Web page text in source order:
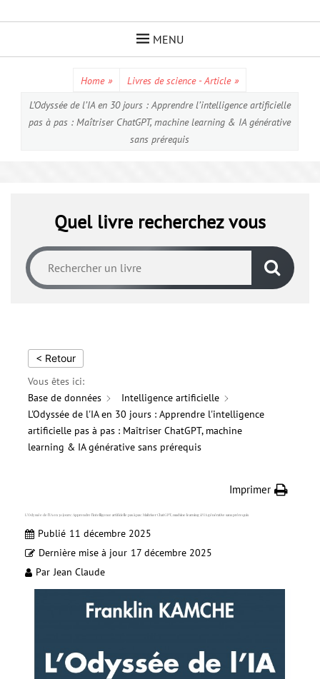
MENU
Home » Livres de science - Article »
L’Odyssée de l’IA en 30 jours : Apprendre l’intelligence artificielle
pas à pas : Maîtriser ChatGPT, machine learning & IA générative
sans prérequis
Quel livre recherchez vous
< Retour
Vous êtes ici:
Base de données
Intelligence artificielle
L'Odyssée de l'IA en 30 jours : Apprendre l'intelligence
artificielle pas à pas : Maîtriser ChatGPT, machine
learning & IA générative sans prérequis
Imprimer
L’Odyssée de l’IA en 30 jours : Apprendre l’intelligence artificielle pas à pas : Maîtriser ChatGPT, machine learning & IA générative sans prérequis
Publié 11 décembre 2025
Dernière mise à jour 17 décembre 2025
Par Jean Claude